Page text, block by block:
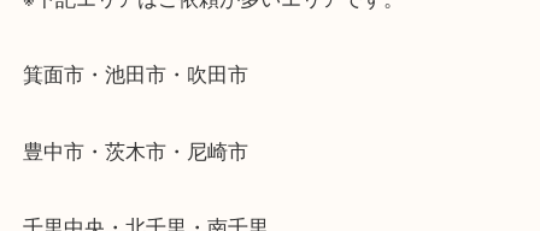
使わないものを売りたいけど値段がつくかわから
ださい。